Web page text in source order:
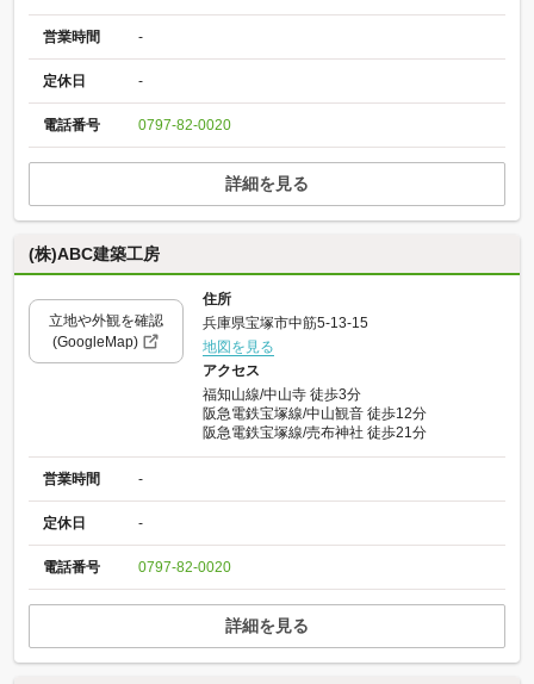
営業時間 -
定休日 -
電話番号 0797-82-0020
詳細を見る
(株)ABC建築工房
立地や外観を確認
(GoogleMap)
住所
兵庫県宝塚市中筋5-13-15
地図を見る
アクセス
福知山線/中山寺 徒歩3分
阪急電鉄宝塚線/中山観音 徒歩12分
阪急電鉄宝塚線/売布神社 徒歩21分
営業時間 -
定休日 -
電話番号 0797-82-0020
詳細を見る